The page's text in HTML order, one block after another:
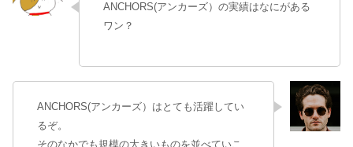
ANCHORS(アンカーズ）の実績はなにがある
ワン？
ANCHORS(アンカーズ）はとても活躍してい
るぞ。
そのなかでも規模の大きいものを並べていこ